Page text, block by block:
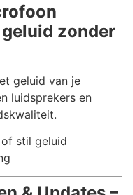
zonder
geluid van je
luidsprekers en
stil geluid